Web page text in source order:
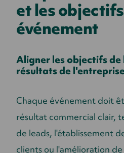
et les
événement
Aligner les objectifs de
résultats de
Chaque événement doit
résultat commercial clair,
de leads, l'établissement
clients ou l'amélioration